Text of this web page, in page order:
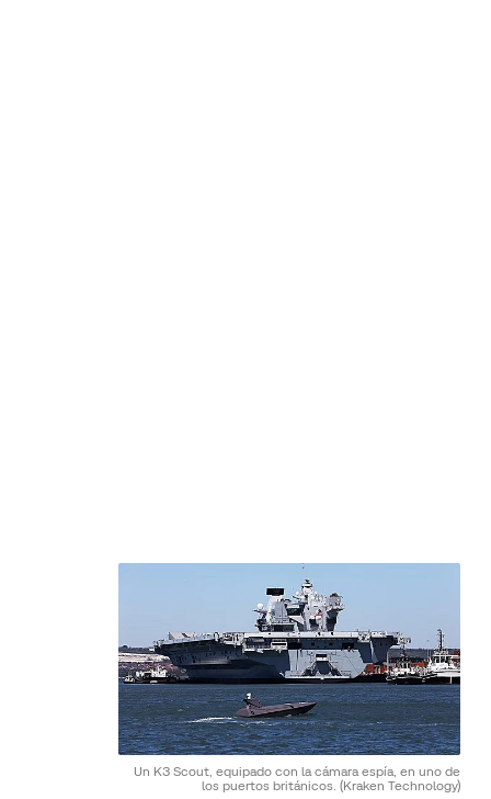
Un K3 Scout, equipado con la cámara espía, en uno de
los puertos británicos. (Kraken Technology)